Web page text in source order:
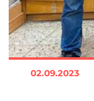
02.09.2023